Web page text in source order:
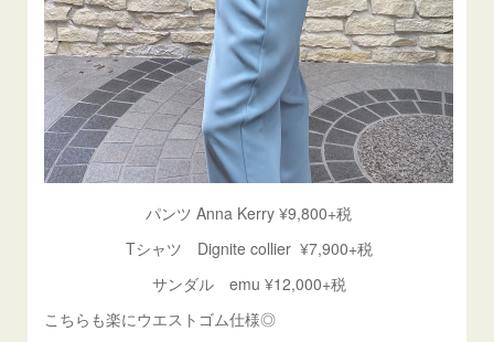
パンツ Anna Kerry ¥9,800+税
Tシャツ Dignite collier ¥7,900+税
サンダル emu ¥12,000+税
こちらも楽にウエストゴム仕様◎